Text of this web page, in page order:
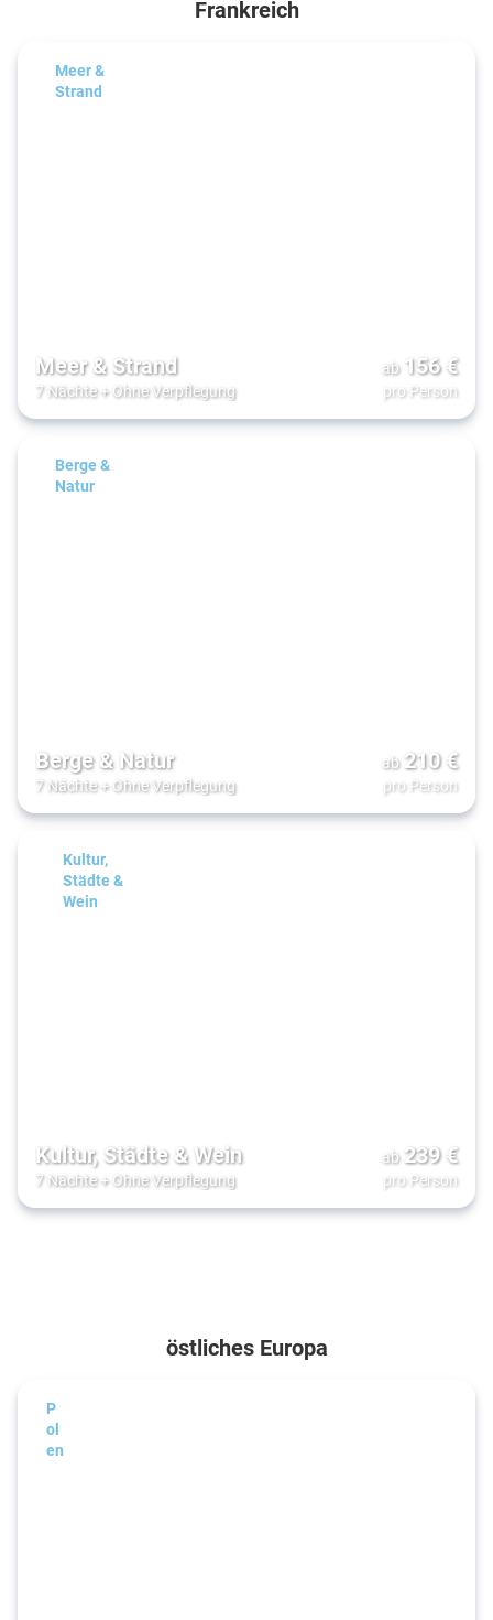
Frankreich
Meer &
Strand
Meer & Strand
7 Nächte+ Ohne Verpflegung
ab 156€
pro Person
Berge &
Natur
Berge & Natur
7 Nächte+ Ohne Verpflegung
ab 210€
pro Person
Kultur,
Städte &
Wein
Kultur, Städte & Wein
7 Nächte+ Ohne Verpflegung
ab 239€
pro Person
östliches Europa
P
ol
en